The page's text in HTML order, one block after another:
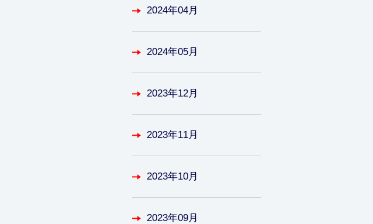
2024年04月
2024年05月
2023年12月
2023年11月
2023年10月
2023年09月